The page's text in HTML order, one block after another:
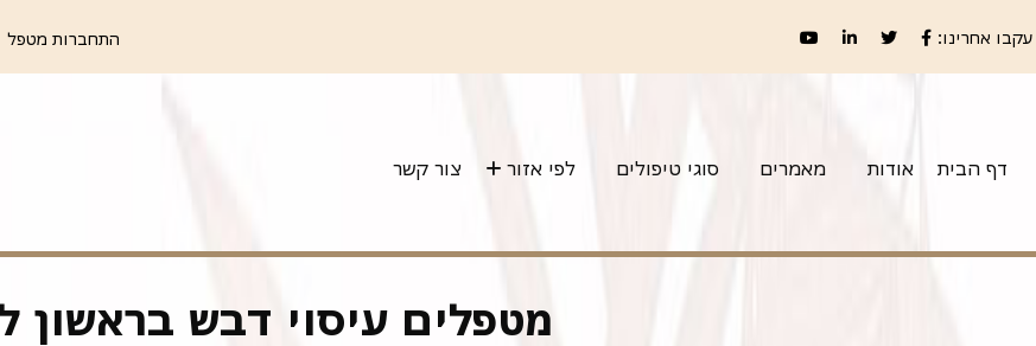
התחברות מטפל עקבו אחרינו:
דף הבית אודות מאמרים סוגי טיפולים לפי אזור צור קשר
מטפלים עיסוי דבש בראשון